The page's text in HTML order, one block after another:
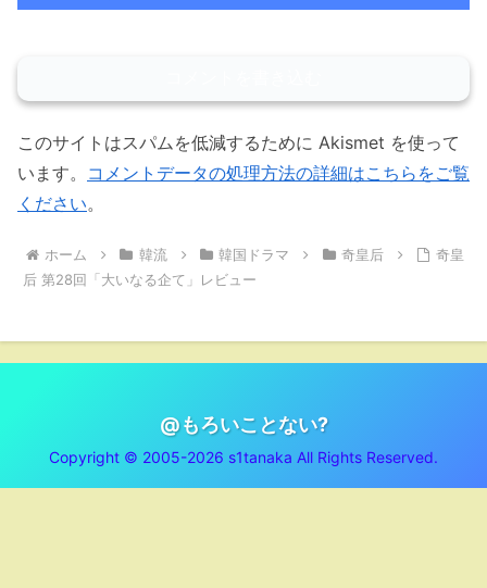
このサイトはスパムを低減するために Akismet を使って
います。 コメントデータの処理方法の詳細はこちらをご覧
ください。
ホーム 韓流 韓国ドラマ 奇皇后
奇皇
后 第28回「大いなる企て」レビュー
@もろいことない?
Copyright © 2005-2026 s1tanaka All Rights Reserved.